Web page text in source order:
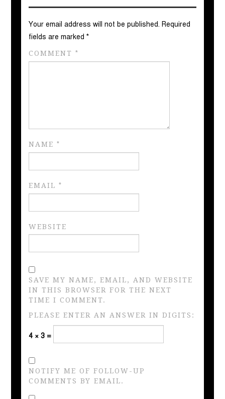
Your email address will not be published. Required
fields are marked*
COMMENT*
NAME*
EMAIL*
WEBSITE
SAVE MY NAME, EMAIL, AND WEBSITE
IN THIS BROWSER FOR THE NEXT
TIME I COMMENT.
PLEASE ENTER AN ANSWER IN DIGITS:
4 × 3 =
NOTIFY ME OF FOLLOW-UP
COMMENTS BY EMAIL.